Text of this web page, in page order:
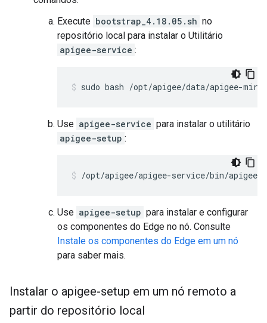
Execute bootstrap_4.18.05.sh no
repositório local para instalar o Utilitário
apigee-service :
sudo bash /opt/apigee/data/apigee-
Use apigee-service para instalar o utilitário
apigee-setup :
/opt/apigee/apigee-service/bin/
Use apigee-setup para instalar e configurar
os componentes do Edge no nó. Consulte
Instale os componentes do Edge em um nó
para saber mais.
Instalar o apigee-setup em um nó remoto a
partir do repositório local